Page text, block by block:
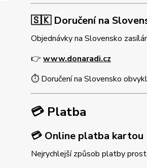
🇸🇰 Doručení na
Objednávky na Slovensko
👉 www.donaradi.cz
⏱ Doručení na Slovensko
💳 Platba
💳 Online platba kartou
Nejrychlejší způsob platby